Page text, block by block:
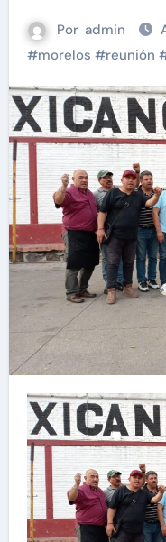
Por admin
#morelos #reunión